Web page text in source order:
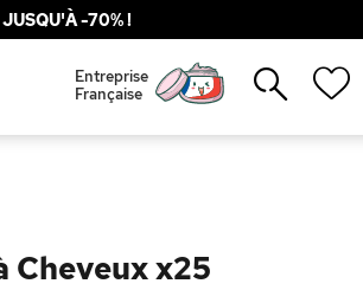
-70% !
Entreprise
Française
Cheveux x25